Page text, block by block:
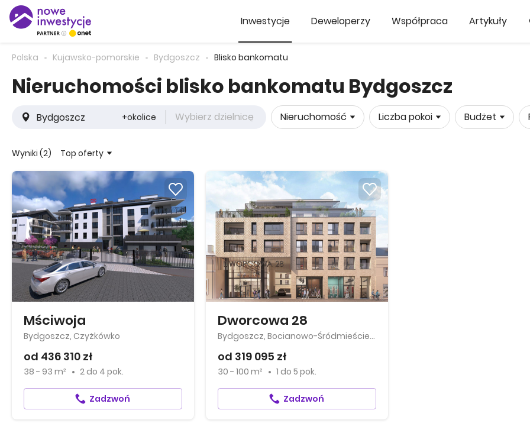
Inwestycje Deweloperzy Współpraca Artykuły
Polska Kujawsko-pomorskie Bydgoszcz Blisko bankomatu
Nieruchomości blisko bankomatu Bydgoszcz
+okolice Wybierz dzielnicę Nieruchomość Liczba pokoi Budżet
Wyniki (2) Top oferty
Mściwoja
Bydgoszcz, Czyżkówko
od 436 310 zł
38 - 93 m² 2 do 4 pok.
Zadzwoń
Dworcowa 28
Bydgoszcz, Bocianowo-Śródmieście-Stare Miasto
od 319 095 zł
30 - 100 m² 1 do 5 pok.
Zadzwoń